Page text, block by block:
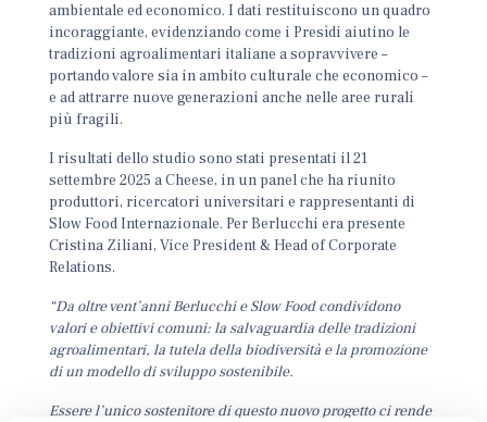
ambientale ed economico. I dati restituiscono un quadro
incoraggiante, evidenziando come i Presìdi aiutino le
tradizioni agroalimentari italiane a sopravvivere –
portando valore sia in ambito culturale che economico –
e ad attrarre nuove generazioni anche nelle aree rurali
più fragili.
I risultati dello studio sono stati presentati il 21
settembre 2025 a Cheese, in un panel che ha riunito
produttori, ricercatori universitari e rappresentanti di
Slow Food Internazionale. Per Berlucchi era presente
Cristina Ziliani, Vice President & Head of Corporate
Relations.
“Da oltre vent’anni Berlucchi e Slow Food condividono
valori e obiettivi comuni: la salvaguardia delle tradizioni
agroalimentari, la tutela della biodiversità e la promozione
di un modello di sviluppo sostenibile.
Essere l’unico sostenitore di questo nuovo progetto ci rende